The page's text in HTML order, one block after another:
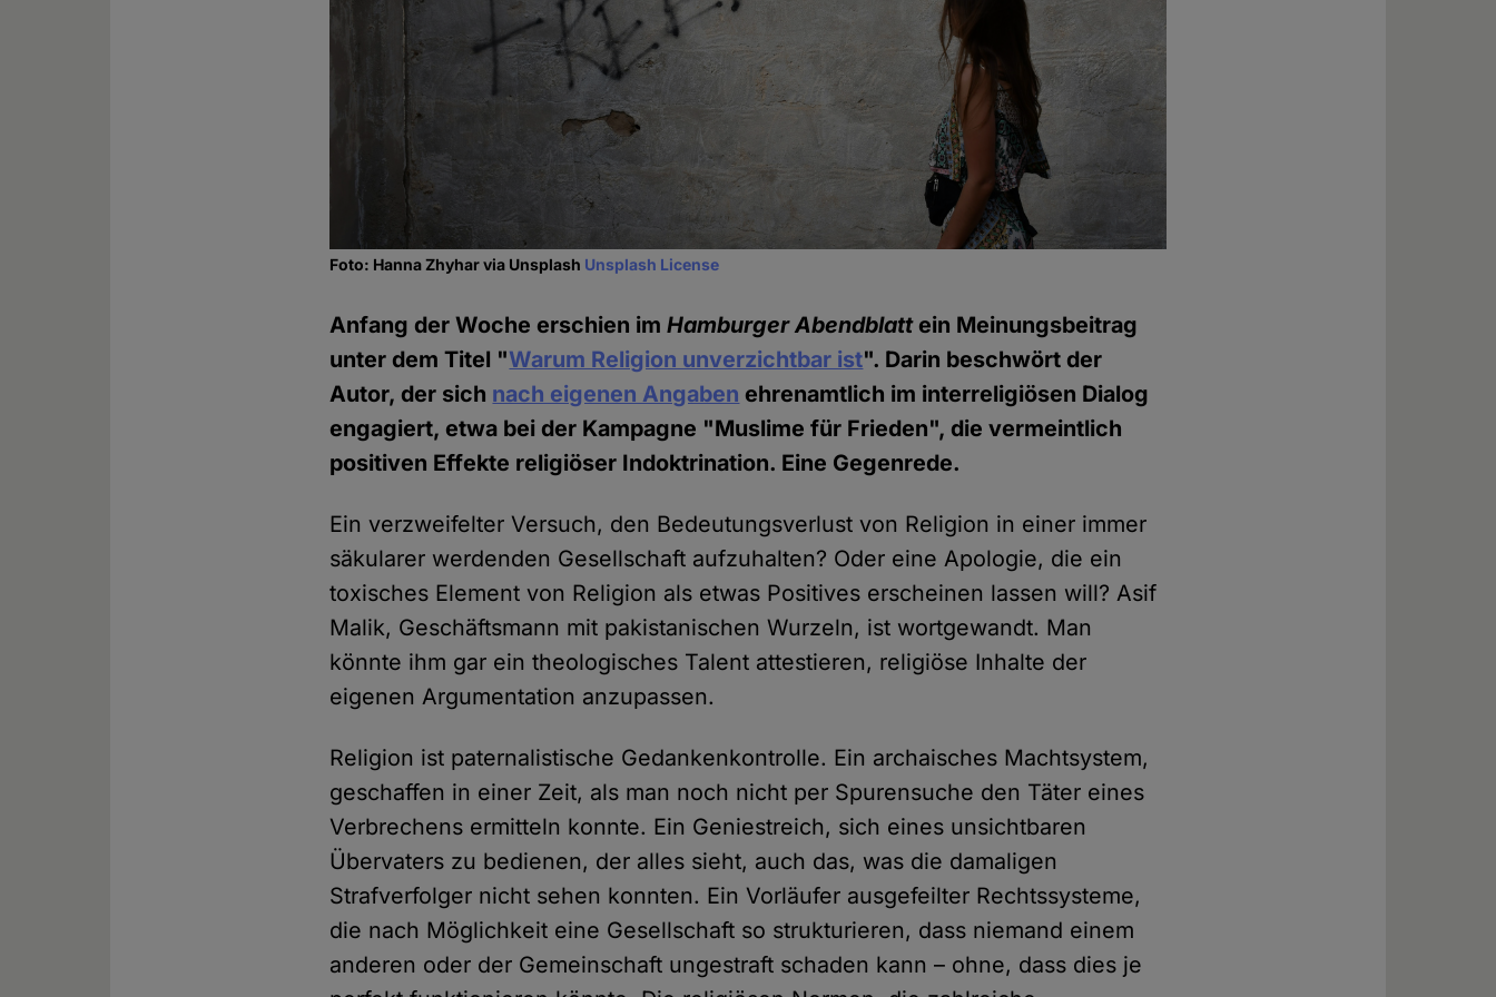
Foto: Hanna Zhyhar via Unsplash Unsplash License
Anfang der Woche erschien imHamburger Abendblattein Meinungsbeitrag
unter dem Titel "Warum Religion unverzichtbar ist". Darin beschwört der
Autor, der sich nach eigenen Angaben ehrenamtlich im interreligiösen Dialog
engagiert, etwa bei der Kampagne "Muslime für Frieden", die vermeintlich
positiven Effekte religiöser Indoktrination. Eine Gegenrede.
Ein verzweifelter Versuch, den Bedeutungsverlust von Religion in einer immer
säkularer werdenden Gesellschaft aufzuhalten? Oder eine Apologie, die ein
toxisches Element von Religion als etwas Positives erscheinen lassen will? Asif
Malik, Geschäftsmann mit pakistanischen Wurzeln, ist wortgewandt. Man
könnte ihm gar ein theologisches Talent attestieren, religiöse Inhalte der
eigenen Argumentation anzupassen.
Religion ist paternalistische Gedankenkontrolle. Ein archaisches Machtsystem,
geschaffen in einer Zeit, als man noch nicht per Spurensuche den Täter eines
Verbrechens ermitteln konnte. Ein Geniestreich, sich eines unsichtbaren
Übervaters zu bedienen, der alles sieht, auch das, was die damaligen
Strafverfolger nicht sehen konnten. Ein Vorläufer ausgefeilter Rechtssysteme,
die nach Möglichkeit eine Gesellschaft so strukturieren, dass niemand einem
anderen oder der Gemeinschaft ungestraft schaden kann – ohne, dass dies je